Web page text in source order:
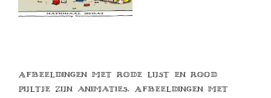
Afbeeldingen met rode lijst en rood
pijltje zijn animaties. Afbeeldingen met